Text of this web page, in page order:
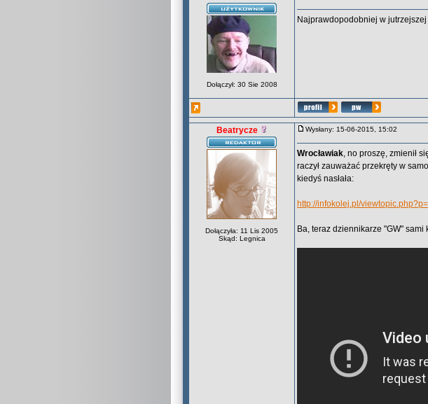
Dołączył: 30 Sie 2008
Najprawdopodobniej w
Beatrycze
Dołączyła: 11 Lis 2005
Skąd: Legnica
Wysłany: 15-06-2015, 15:02
Wrocławiak, no proszę, zmienił
raczył zauważać przekręty w
kiedyś nasłała:
http://infokolej.pl/
Ba, teraz dziennikarze "GW"